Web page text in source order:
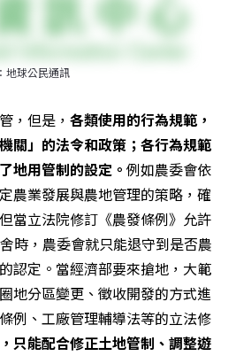
地球公民通訊
，但是， 各類使用的行為規範，
關」的法令和政策；各行為規範
地用管制的設定。 例如農委會依
農業發展與農地管理的策略，確
當立法院修訂《農發條例》允許
時，農委會就只能退守到是否農
認定。當經濟部要來搶地，大範
地分區變更、徵收開發的方式進
例、工廠管理輔導法等的立法修
只能配合修正土地管制、調整遊